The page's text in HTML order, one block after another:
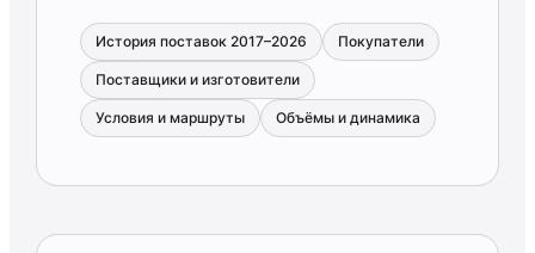
История поставок 2017–2026 Покупатели
Поставщики и изготовители
Условия и маршруты Объёмы и динамика